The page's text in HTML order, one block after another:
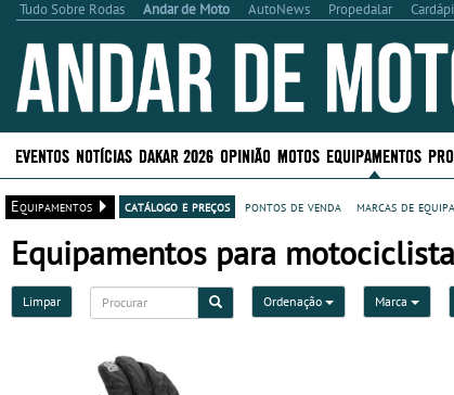
Tudo Sobre Rodas Andar de Moto AutoNews Propedalar
EVENTOS NOTÍCIAS DAKAR 2026 OPINIÃO MOTOS EQUIPAMENTOS
Equipamentos catálogo e preços pontos de venda marcas de
Equipamentos para
Limpar Ordenação Marca